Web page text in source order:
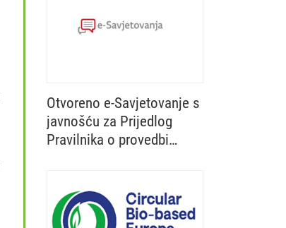
Otvoreno e-Savjetovanje s
javnošću za Prijedlog
Pravilnika o provedbi
ruralnog razvoja za 2027.
godinu